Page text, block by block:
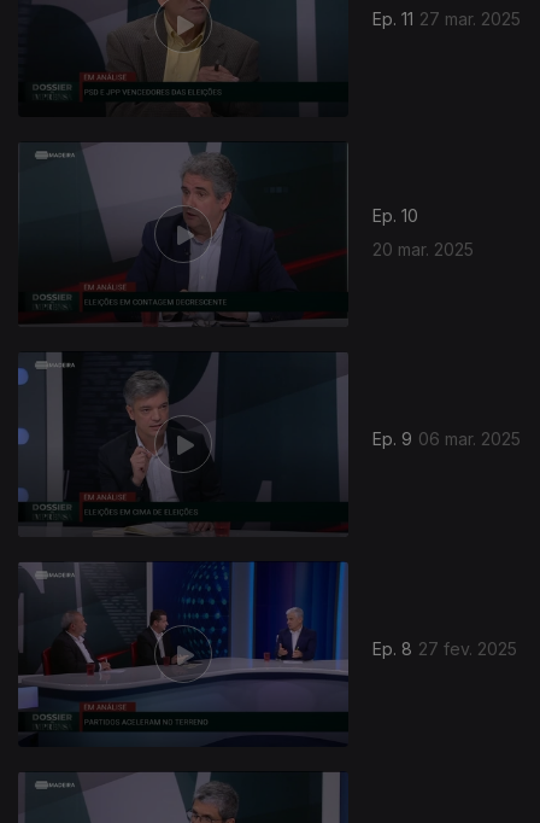
Ep. 11 27 mar. 2025
Ep. 10
20 mar. 2025
Ep. 9 06 mar. 2025
Ep. 8 27 fev. 2025